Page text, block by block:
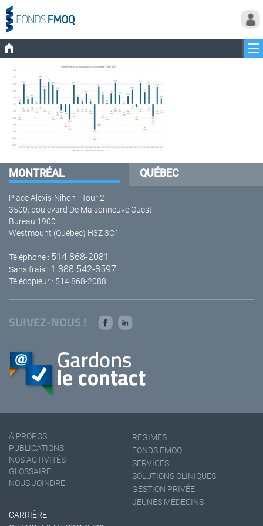
MONTRÉAL QUÉBEC
Place Alexis-Nihon - Tour 2
3500, boulevard De Maisonneuve Ouest
Bureau 1900
Westmount (Québec) H3Z 3C1
Téléphone : 514 868-2081
Sans frais : 1 888 542-8597
Télécopieur : 514 868-2088
SUIVEZ-NOUS !
À PROPOS
PUBLICATIONS
NOS ACTIVITÉS
GLOSSAIRE
NOUS JOINDRE
RÉGIMES
FONDS FMOQ
SERVICES
SOLUTIONS CLINIQUES
GESTION PRIVÉE
JEUNES MÉDECINS
CARRIÈRE